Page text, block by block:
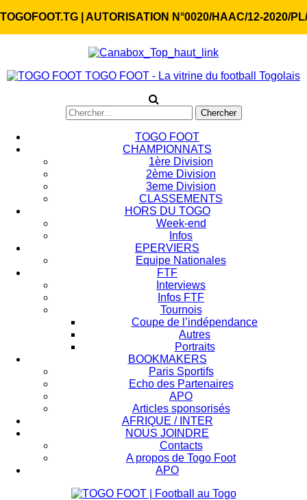
TOGOFOOT.TG | AUTORISATION N°0020/HAAC/12-2020/
TOGO FOOT - La vitrine du football Togolais
TOGO FOOT
CHAMPIONNATS
1ère Division
2ème Division
3eme Division
CLASSEMENTS
HORS DU TOGO
Week-end
Infos
EPERVIERS
Equipe Nationales
FTF
Interviews
Infos FTF
Tournois
Coupe de l’indépendance
Autres
Portraits
BOOKMAKERS
Paris Sportifs
Echo des Partenaires
APO
Articles sponsorisés
AFRIQUE / INTER
NOUS JOINDRE
Contacts
A propos de Togo Foot
APO